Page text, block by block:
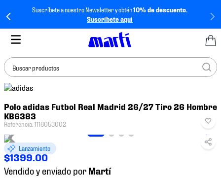
Suscríbete a nuestro Newsletter y obtén10% de descuento.
Suscríbete aquí
Buscar productos
Polo adidas Futbol Real Madrid 26/27 Tiro 26 Hombre
KB6383
Referencia:1116053002
Lanzamiento
$1399.00
Vendido y enviado por
BUSCADOS
1.
tenis mujer
2.
3.
tenis
4.
tenis futbol